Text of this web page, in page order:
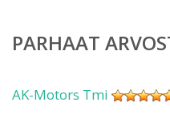
PARHAAT
AK-Motors Tmi